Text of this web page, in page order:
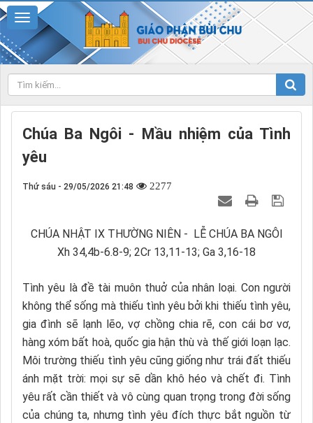
Chúa Ba Ngôi - Mầu nhiệm của Tình
yêu
Thứ sáu - 29/05/2026 21:48 2277
CHÚA NHẬT IX THƯỜNG NIÊN - LỄ CHÚA BA NGÔI
Xh 34,4b-6.8-9; 2Cr 13,11-13; Ga 3,16-18
Tình yêu là đề tài muôn thuở của nhân loại. Con người
không thể sống mà thiếu tình yêu bởi khi thiếu tình yêu,
gia đình sẽ lạnh lẽo, vợ chồng chia rẽ, con cái bơ vơ,
hàng xóm bất hoà, quốc gia hận thù và thế giới loạn lạc.
Môi trường thiếu tình yêu cũng giống như trái đất thiếu
ánh mặt trời: mọi sự sẽ dần khô héo và chết đi. Tình
yêu rất cần thiết và vô cùng quan trọng trong đời sống
của chúng ta, nhưng tình yêu đích thực bắt nguồn từ